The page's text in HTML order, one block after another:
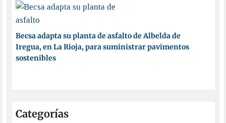
Becsa adapta su planta de asfalto de Albelda de
Iregua, en La Rioja, para suministrar pavimentos
sostenibles
Categorías